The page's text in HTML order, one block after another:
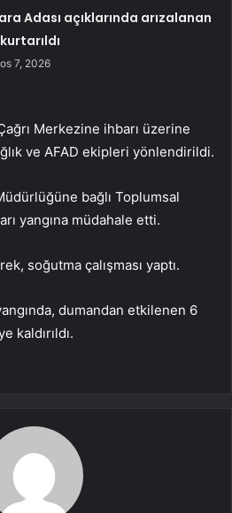
Adası açıklarında arızalanan
7, 2026
Merkezine ihbarı üzerine
ve AFAD ekipleri yönlendirildi.
bağlı Toplumsal
yangına müdahale etti.
soğutma çalışması yaptı.
dumandan etkilenen 6
kaldırıldı.